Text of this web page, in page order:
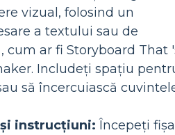
vizual, folosind un
a textului sau de
cum ar fi Storyboard That
Includeți spațiu
să încercuiască
instrucțiuni: Începeți fișa